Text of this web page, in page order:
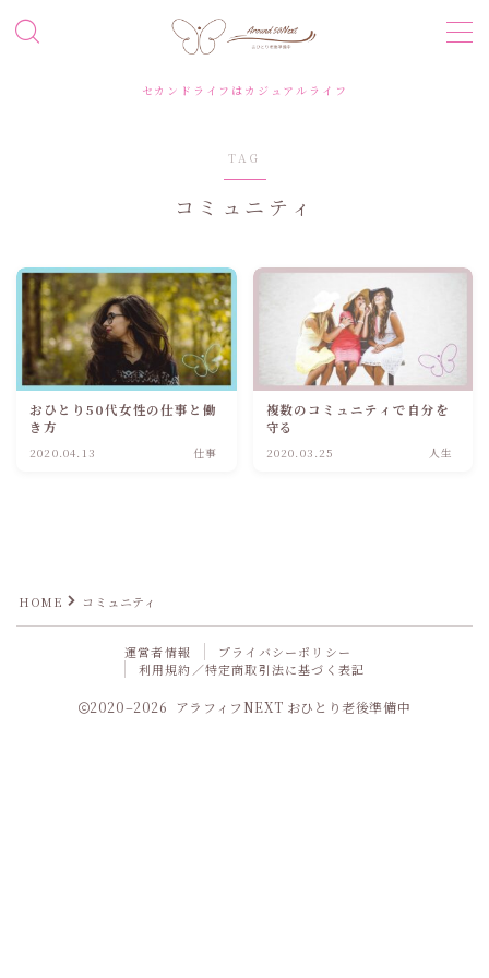
セカンドライフはカジュアルライフ
TAG
コミュニティ
おひとり50代女性の仕事と働
き方
2020.04.13 仕事
複数のコミュニティで自分を
守る
2020.03.25 人生
HOME コミュニティ
運営者情報
プライバシーポリシー
利用規約／特定商取引法に基づく表記
2020–2026 アラフィフNEXT おひとり老後準備中